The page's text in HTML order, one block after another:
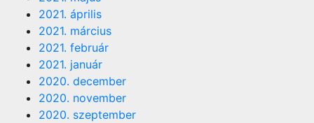
2021. április
2021. március
2021. február
2021. január
2020. december
2020. november
2020. szeptember